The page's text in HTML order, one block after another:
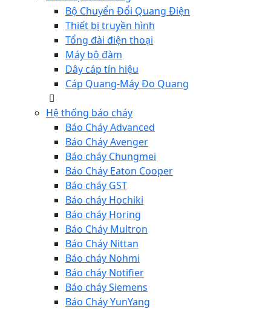
Bộ Chuyển Đổi Quang Điện
Thiết bị truyền hình
Tổng đài điện thoại
Máy bộ đàm
Dây cáp tín hiệu
Cáp Quang-Máy Đo Quang
Hệ thống báo cháy
Báo Cháy Advanced
Báo Cháy Avenger
Báo cháy Chungmei
Báo Cháy Eaton Cooper
Báo cháy GST
Báo cháy Hochiki
Báo cháy Horing
Báo Cháy Multron
Báo Cháy Nittan
Báo cháy Nohmi
Báo cháy Notifier
Báo cháy Siemens
Báo Cháy YunYang